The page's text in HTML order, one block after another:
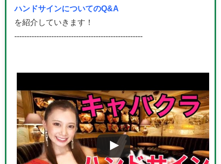
ハンドサインについてのQ&A
を紹介していきます！
----------------------------------------------------